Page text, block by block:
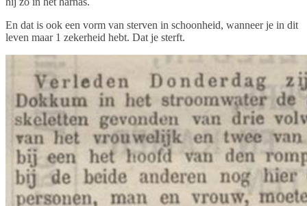
En dat is ook een vorm van sterven in schoonheid, wanneer je in dit
leven maar 1 zekerheid hebt. Dat je sterft.